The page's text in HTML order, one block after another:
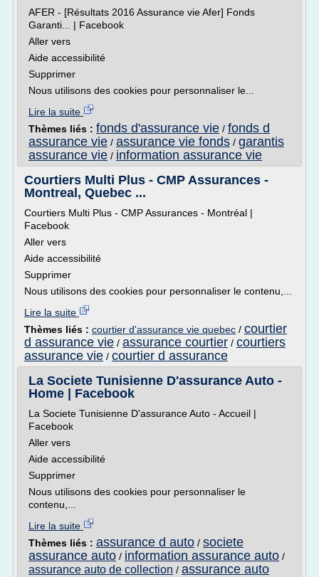
AFER - [Résultats 2016 Assurance vie Afer] Fonds
Garanti... | Facebook
Aller vers
Aide accessibilité
Supprimer
Nous utilisons des cookies pour personnaliser le...
Lire la suite
Thèmes liés : fonds d'assurance vie / fonds d
assurance vie / assurance vie fonds / garantis
assurance vie / information assurance vie
Courtiers Multi Plus - CMP Assurances -
Montreal, Quebec ...
Courtiers Multi Plus - CMP Assurances - Montréal |
Facebook
Aller vers
Aide accessibilité
Supprimer
Nous utilisons des cookies pour personnaliser le contenu,...
Lire la suite
Thèmes liés : courtier d'assurance vie quebec / courtier
d assurance vie / assurance courtier / courtiers
assurance vie / courtier d assurance
La Societe Tunisienne D'assurance Auto -
Home | Facebook
La Societe Tunisienne D'assurance Auto - Accueil |
Facebook
Aller vers
Aide accessibilité
Supprimer
Nous utilisons des cookies pour personnaliser le
contenu,...
Lire la suite
Thèmes liés : assurance d auto / societe
assurance auto / information assurance auto /
assurance auto de collection / assurance auto